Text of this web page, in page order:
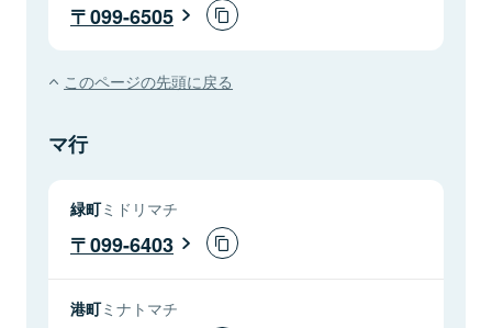
099-6505
このページの先頭に戻る
マ行
緑町ミドリマチ
099-6403
港町ミナトマチ